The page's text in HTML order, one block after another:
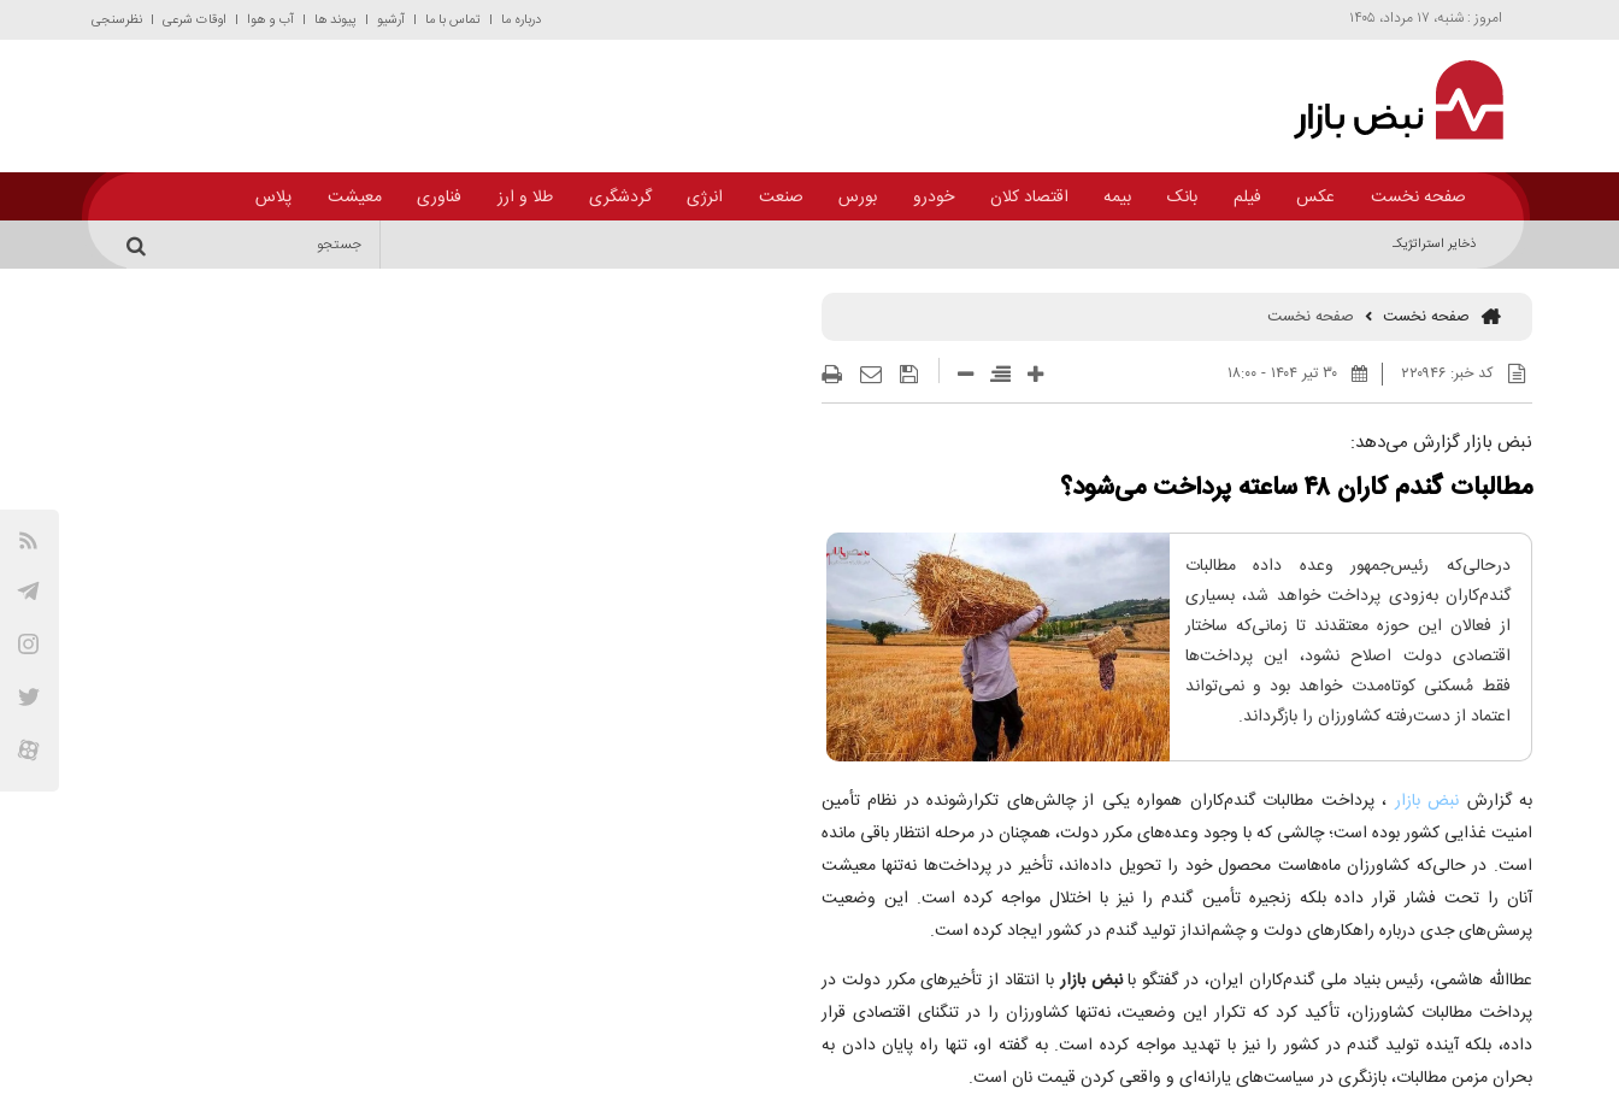
امروز : شنبه، ۱۷ مرداد، ۱۴۰۵ درباره ما تماس با ما آرشیو پیوند ها آب و هوا اوقات شرعی نظرسنجی
صفحه نخست عکس فیلم بانک بیمه اقتصاد کلان خودرو بورس صنعت انرژی گردشگری طلا و ارز فناوری معیشت پلاس
ذخایر استراتژیک آب کشور در چه وضعیتی است؟+اینفوگرافی
صفحه نخست صفحه نخست
کد خبر:۲۲۰۹۴۶ ۳۰ تير ۱۴۰۴ - ۱۸:۰۰
نبض بازار گزارش می‌دهد:
مطالبات گندم کاران ۴۸ ساعته پرداخت می‌شود؟
درحالی‌که رئیس‌جمهور وعده داده مطالبات
گندم‌کاران به‌زودی پرداخت خواهد شد، بسیاری
از فعالان این حوزه معتقدند تا زمانی‌که ساختار
اقتصادی دولت اصلاح نشود، این پرداخت‌ها
فقط مُسکنی کوتاه‌مدت خواهد بود و نمی‌تواند
اعتماد از دست‌رفته کشاورزان را بازگرداند.
به گزارش نبض بازار، پرداخت مطالبات گندم‌کاران همواره یکی از چالش‌های تکرارشونده در نظام تأمین
امنیت غذایی کشور بوده است؛ چالشی که با وجود وعده‌های مکرر دولت، همچنان در مرحله انتظار باقی مانده
است. در حالی‌که کشاورزان ماه‌هاست محصول خود را تحویل داده‌اند، تأخیر در پرداخت‌ها نه‌تنها معیشت
آنان را تحت فشار قرار داده بلکه زنجیره تأمین گندم را نیز با اختلال مواجه کرده است. این وضعیت
پرسش‌های جدی درباره راهکارهای دولت و چشم‌انداز تولید گندم در کشور ایجاد کرده است.
عطاالله هاشمی، رئیس بنیاد ملی گندم‌کاران ایران، در گفتگو بانبض بازاربا انتقاد از تأخیرهای مکرر دولت در
پرداخت مطالبات کشاورزان، تأکید کرد که تکرار این وضعیت، نه‌تنها کشاورزان را در تنگنای اقتصادی قرار
داده، بلکه آینده تولید گندم در کشور را نیز با تهدید مواجه کرده است. به گفته او، تنها راه پایان دادن به
بحران مزمن مطالبات، بازنگری در سیاست‌های یارانه‌ای و واقعی کردن قیمت نان است.